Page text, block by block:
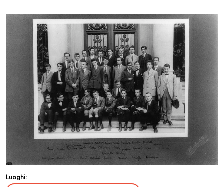
Luoghi: